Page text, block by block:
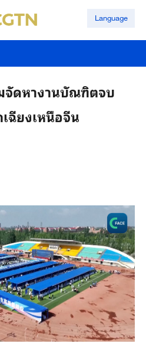
Language
จัดหางานบัณฑิตจบ
ฉียงเหนือจีน